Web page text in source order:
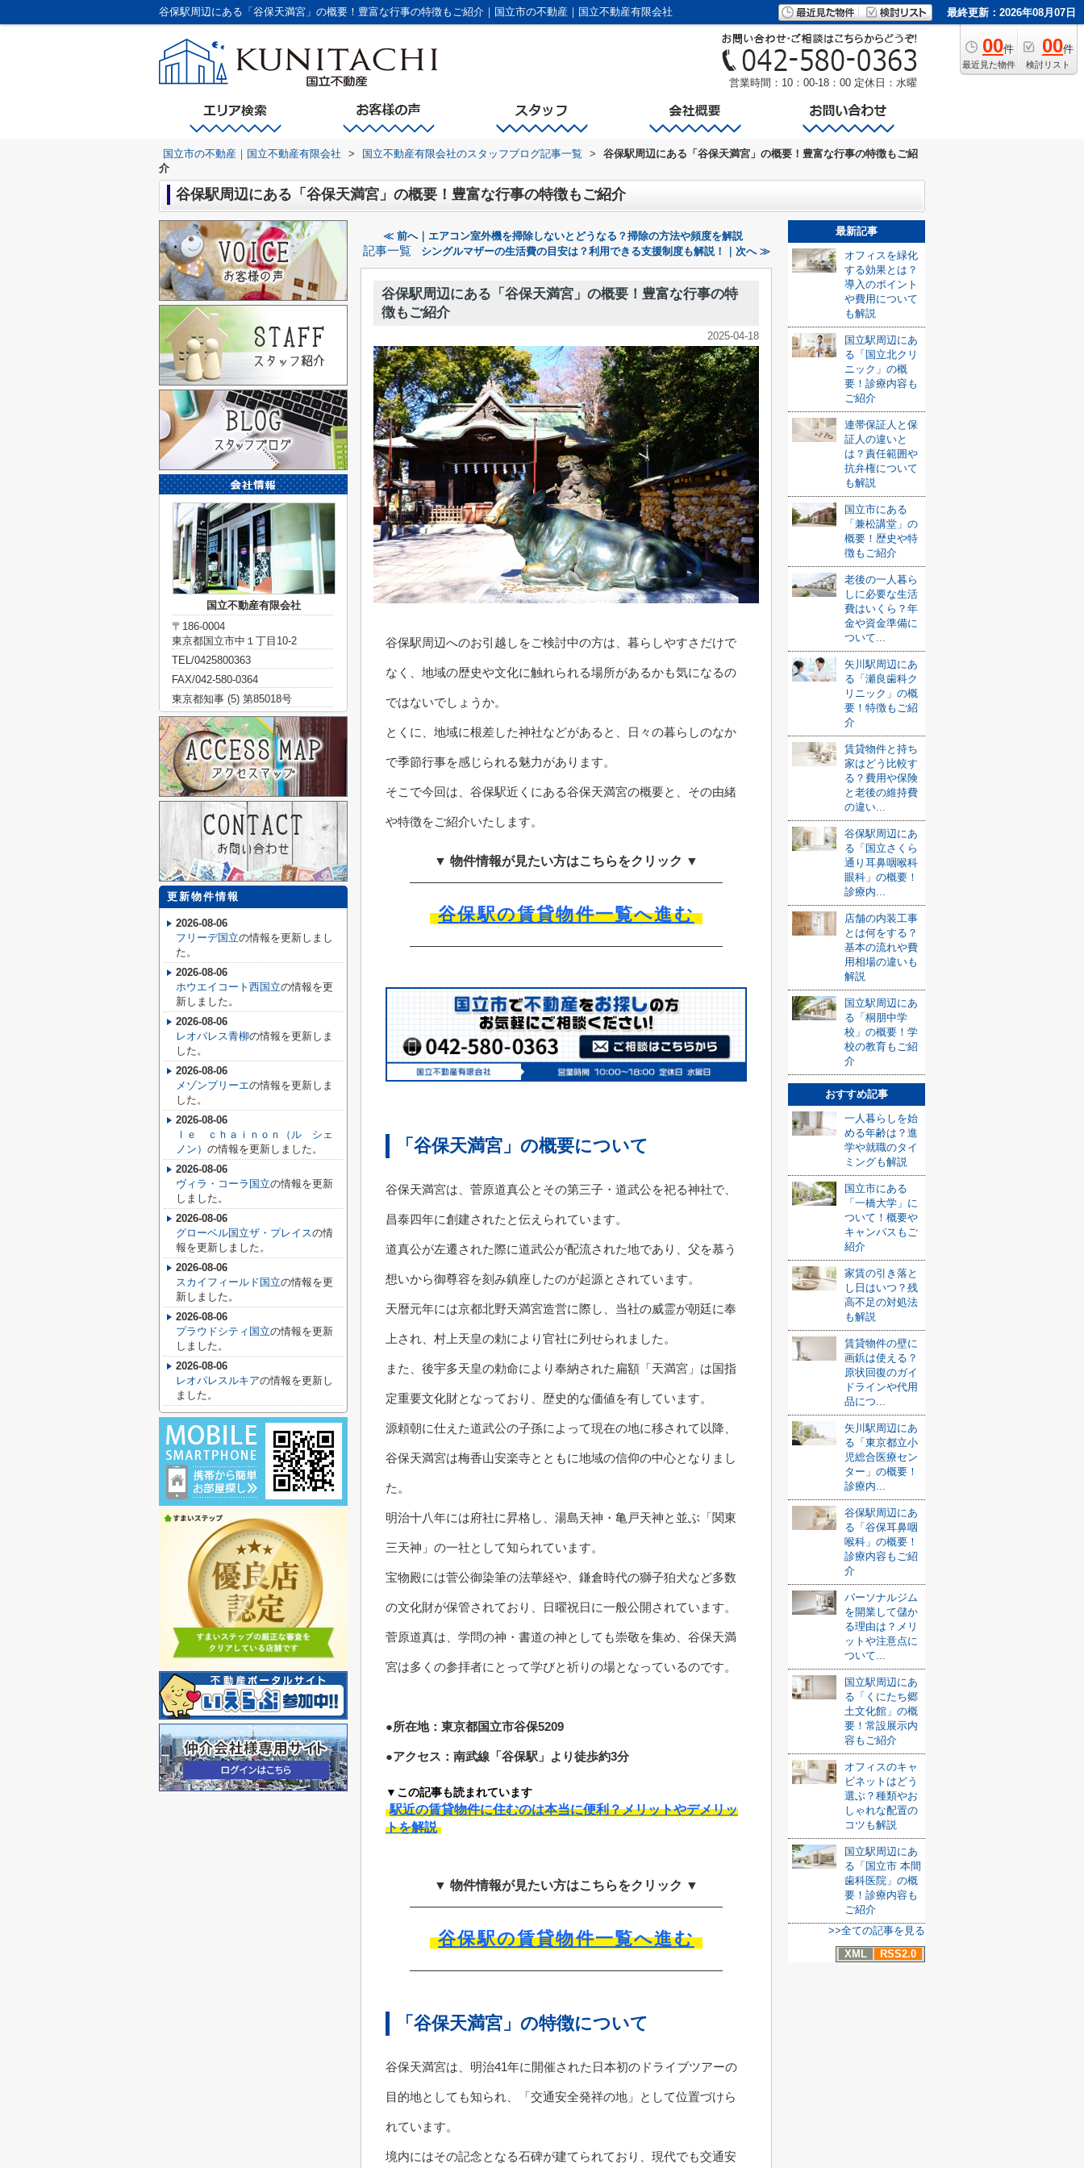
谷保駅周辺にある「谷保天満宮」の概要！豊富な行事の特徴もご紹介｜国立市の不動産｜国立不動産有限会社 最終更新：2026年08月07日
00件
最近見た物件
00件
検討リスト
営業時間：10：00-18：00 定休日：水曜
国立市の不動産｜国立不動産有限会社 > 国立不動産有限会社のスタッフブログ記事一覧 >
谷保駅周辺にある「谷保天満宮」の概要！豊富な行事の特徴もご紹
介
谷保駅周辺にある「谷保天満宮」の概要！豊富な行事の特徴もご紹介
≪ 前へ｜エアコン室外機を掃除しないとどうなる？掃除の方法や頻度を解説
記事一覧 シングルマザーの生活費の目安は？利用できる支援制度も解説！｜次へ ≫
谷保駅周辺にある「谷保天満宮」の概要！豊富な行事の特
徴もご紹介
2025-04-18
谷保駅周辺へのお引越しをご検討中の方は、暮らしやすさだけで
なく、地域の歴史や文化に触れられる場所があるかも気になるの
ではないでしょうか。
とくに、地域に根差した神社などがあると、日々の暮らしのなか
で季節行事を感じられる魅力があります。
そこで今回は、谷保駅近くにある谷保天満宮の概要と、その由緒
や特徴をご紹介いたします。
▼ 物件情報が見たい方はこちらをクリック ▼
谷保駅の賃貸物件一覧へ進む
「谷保天満宮」の概要について
谷保天満宮は、菅原道真公とその第三子・道武公を祀る神社で、
昌泰四年に創建されたと伝えられています。
道真公が左遷された際に道武公が配流された地であり、父を慕う
想いから御尊容を刻み鎮座したのが起源とされています。
天暦元年には京都北野天満宮造営に際し、当社の威霊が朝廷に奉
上され、村上天皇の勅により官社に列せられました。
また、後宇多天皇の勅命により奉納された扁額「天満宮」は国指
定重要文化財となっており、歴史的な価値を有しています。
源頼朝に仕えた道武公の子孫によって現在の地に移されて以降、
谷保天満宮は梅香山安楽寺とともに地域の信仰の中心となりまし
た。
明治十八年には府社に昇格し、湯島天神・亀戸天神と並ぶ「関東
三天神」の一社として知られています。
宝物殿には菅公御染筆の法華経や、鎌倉時代の獅子狛犬など多数
の文化財が保管されており、日曜祝日に一般公開されています。
菅原道真は、学問の神・書道の神としても崇敬を集め、谷保天満
宮は多くの参拝者にとって学びと祈りの場となっているのです。
●所在地：東京都国立市谷保5209
●アクセス：南武線「谷保駅」より徒歩約3分
▼この記事も読まれています
駅近の賃貸物件に住むのは本当に便利？メリットやデメリッ
トを解説
▼ 物件情報が見たい方はこちらをクリック ▼
谷保駅の賃貸物件一覧へ進む
「谷保天満宮」の特徴について
谷保天満宮は、明治41年に開催された日本初のドライブツアーの
目的地としても知られ、「交通安全発祥の地」として位置づけら
れています。
境内にはその記念となる石碑が建てられており、現代でも交通安
最新記事
オフィスを緑化
する効果とは？
導入のポイント
や費用について
も解説
国立駅周辺にあ
る「国立北クリ
ニック」の概
要！診療内容も
ご紹介
連帯保証人と保
証人の違いと
は？責任範囲や
抗弁権について
も解説
国立市にある
「兼松講堂」の
概要！歴史や特
徴もご紹介
老後の一人暮ら
しに必要な生活
費はいくら？年
金や資金準備に
ついて...
矢川駅周辺にあ
る「瀬良歯科ク
リニック」の概
要！特徴もご紹
介
賃貸物件と持ち
家はどう比較す
る？費用や保険
と老後の維持費
の違い...
谷保駅周辺にあ
る「国立さくら
通り耳鼻咽喉科
眼科」の概要！
診療内...
店舗の内装工事
とは何をする？
基本の流れや費
用相場の違いも
解説
国立駅周辺にあ
る「桐朋中学
校」の概要！学
校の教育もご紹
介
おすすめ記事
一人暮らしを始
める年齢は？進
学や就職のタイ
ミングも解説
国立市にある
「一橋大学」に
ついて！概要や
キャンパスもご
紹介
家賃の引き落と
し日はいつ？残
高不足の対処法
も解説
賃貸物件の壁に
画鋲は使える？
原状回復のガイ
ドラインや代用
品につ...
矢川駅周辺にあ
る「東京都立小
児総合医療セン
ター」の概要！
診療内...
谷保駅周辺にあ
る「谷保耳鼻咽
喉科」の概要！
診療内容もご紹
介
パーソナルジム
を開業して儲か
る理由は？メリ
ットや注意点に
ついて...
国立駅周辺にあ
る「くにたち郷
土文化館」の概
要！常設展示内
容もご紹介
オフィスのキャ
ビネットはどう
選ぶ？種類やお
しゃれな配置の
コツも解説
国立駅周辺にあ
る「国立市 本間
歯科医院」の概
要！診療内容も
ご紹介
>>全ての記事を見る
XML
RSS2.0
国立不動産有限会社
〒186-0004
東京都国立市中１丁目10-2
TEL/0425800363
FAX/042-580-0364
東京都知事 (5) 第85018号
更新物件情報
2026-08-06
フリーデ国立の情報を更新しまし
た。
2026-08-06
ホウエイコート西国立の情報を更
新しました。
2026-08-06
レオパレス青柳の情報を更新しま
した。
2026-08-06
メゾンブリーエの情報を更新しま
した。
2026-08-06
ｌｅ ｃｈａｉｎｏｎ（ル シェ
ノン） の情報を更新しました。
2026-08-06
ヴィラ・コーラ国立の情報を更新
しました。
2026-08-06
グローベル国立ザ・プレイスの情
報を更新しました。
2026-08-06
スカイフィールド国立の情報を更
新しました。
2026-08-06
プラウドシティ国立の情報を更新
しました。
2026-08-06
レオパレスルキアの情報を更新し
ました。